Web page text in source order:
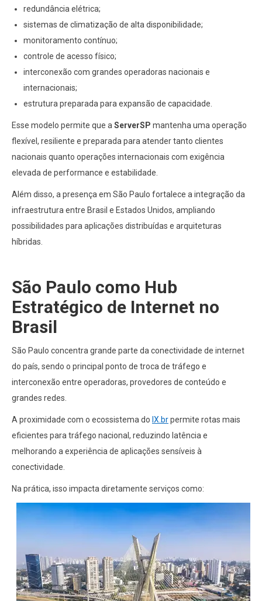
redundância elétrica;
sistemas de climatização de alta disponibilidade;
monitoramento contínuo;
controle de acesso físico;
interconexão com grandes operadoras nacionais e
internacionais;
estrutura preparada para expansão de capacidade.
Esse modelo permite que aServerSP mantenha uma operação
flexível, resiliente e preparada para atender tanto clientes
nacionais quanto operações internacionais com exigência
elevada de performance e estabilidade.
Além disso, a presença em São Paulo fortalece a integração da
infraestrutura entre Brasil e Estados Unidos, ampliando
possibilidades para aplicações distribuídas e arquiteturas
híbridas.
São Paulo como Hub
Estratégico de Internet no
Brasil
São Paulo concentra grande parte da conectividade de internet
do país, sendo o principal ponto de troca de tráfego e
interconexão entre operadoras, provedores de conteúdo e
grandes redes.
A proximidade com o ecossistema do IX.brpermite rotas mais
eficientes para tráfego nacional, reduzindo latência e
melhorando a experiência de aplicações sensíveis à
conectividade.
Na prática, isso impacta diretamente serviços como: